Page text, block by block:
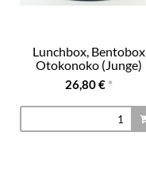
Lunchbox, Bentobox
Otokonoko (Junge)
26,80 € *